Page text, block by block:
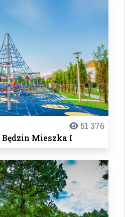
51 376
Będzin Mieszka I